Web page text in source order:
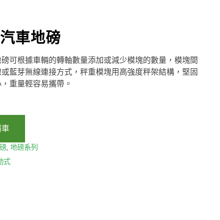
車地磅
可根據車輛的轉軸數量添加或減少模塊的數量，模塊間
藍芽無線連接方式，秤重模塊用高強度秤架結構，堅固
重量輕容易攜帶。
車
, 地磅系列
式